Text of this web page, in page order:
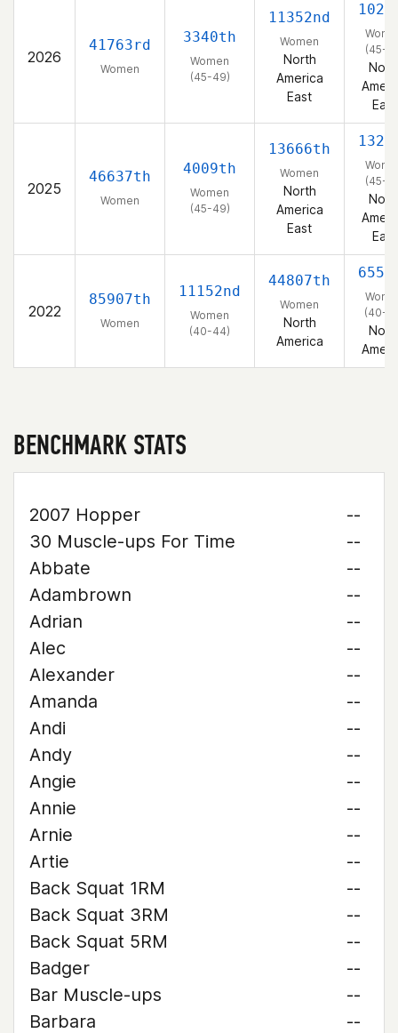
2026
41763rd
Women
3340th
Women
(45-49)
11352nd
Women
North
America
East
(45-
East
2025
46637th
Women
4009th
Women
(45-49)
13666th
Women
North
America
East
(45-
East
2022
85907th
Women
11152nd
Women
(40-44)
44807th
Women
North
America
(40-
BENCHMARK STATS
2007 Hopper
--
30 Muscle-ups For Time
--
Abbate
--
Adambrown
--
Adrian
--
Alec
--
Alexander
--
Amanda
--
Andi
--
Andy
--
Angie
--
Annie
--
Arnie
--
Artie
--
Back Squat 1RM
--
Back Squat 3RM
--
Back Squat 5RM
--
Badger
--
Bar Muscle-ups
--
Barbara
--